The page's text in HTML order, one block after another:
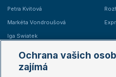
Petra Kvitová
Markéta Vondroušová
Iga Swiatek
Žebříčky
Ochrana vašich
zajímá